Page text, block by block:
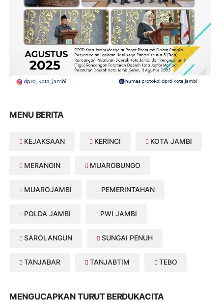
MENU BERITA
KEJAKSAAN KERINCI KOTA JAMBI
MERANGIN MUAROBUNGO
MUAROJAMBI PEMERINTAHAN
POLDA JAMBI PWI JAMBI
SAROLANGUN SUNGAI PENUH
TANJABAR TANJABTIM TEBO
MENGUCAPKAN TURUT BERDUKACITA